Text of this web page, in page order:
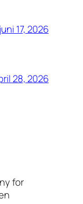
juni 17, 2026
28, 2026
for